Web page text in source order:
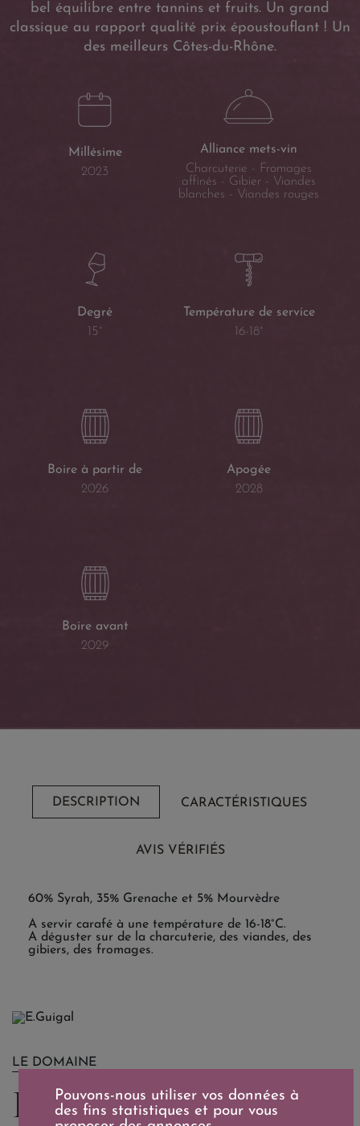
bel équilibre entre tannins et fruits. Un grand
classique au rapport qualité prix époustouflant ! Un
des meilleurs Côtes-du-Rhône.
Millésime
2023
Alliance mets-vin
Charcuterie - Fromages
affinés - Gibier - Viandes
blanches - Viandes rouges
Degré
15°
Température de service
16-18°
Boire à partir de
2026
Apogée
2028
Boire avant
2029
DESCRIPTION CARACTÉRISTIQUES
AVIS VÉRIFIÉS
60% Syrah, 35% Grenache et 5% Mourvèdre
A servir carafé à une température de 16-18°C.
A déguster sur de la charcuterie, des viandes, des
gibiers, des fromages.
LE DOMAINE
E.Guigal
Pouvons-nous utiliser vos données à
des fins statistiques et pour vous